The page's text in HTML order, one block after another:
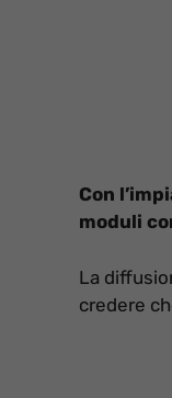
Con
moduli
La
credere